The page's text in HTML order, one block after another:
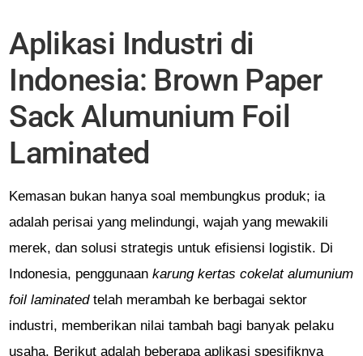
Aplikasi Industri di
Indonesia: Brown Paper
Sack Alumunium Foil
Laminated
Kemasan bukan hanya soal membungkus produk; ia
adalah perisai yang melindungi, wajah yang mewakili
merek, dan solusi strategis untuk efisiensi logistik. Di
Indonesia, penggunaankarung kertas cokelat alumunium
foil laminatedtelah merambah ke berbagai sektor
industri, memberikan nilai tambah bagi banyak pelaku
usaha. Berikut adalah beberapa aplikasi spesifiknya